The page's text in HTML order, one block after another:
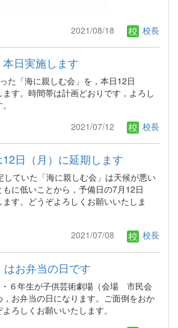
2021/08/18 校長
日実施します
た「海に親しむ会」を，本日12日
ます。時間帯は計画どおりです，よろし
2021/07/12 校長
日（月）に延期します
していた「海に親しむ会」は天候が悪い
に低いことから，予備日の7月12日
ます。どうぞよろしくお願いいたしま
2021/07/08 校長
はお弁当の日です
６年生が子供芸術劇場（会場 市民会
お弁当の日になります。ご面倒をおか
よろしくお願いいたします。